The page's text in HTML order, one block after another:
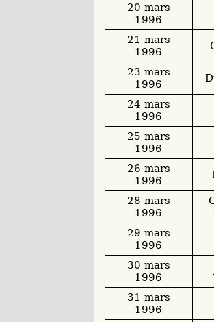
20 mars
1996
21 mars
1996
23 mars
1996
24 mars
1996
25 mars
1996
26 mars
1996
28 mars
1996
29 mars
1996
30 mars
1996
31 mars
1996